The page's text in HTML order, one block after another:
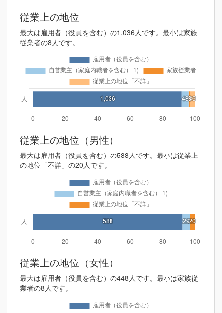
従業上の地位
最大は雇用者（役員を含む）の1,036人です。最小は家族
従業者の8人です。
従業上の地位（男性）
最大は雇用者（役員を含む）の588人です。最小は従業上
の地位「不詳」の20人です。
従業上の地位（女性）
最大は雇用者（役員を含む）の448人です。最小は家族従
業者の8人です。